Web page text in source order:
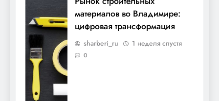
материалов во Владимире:
цифровая трансформация
sharberi_ru 1 неделя спустя
0